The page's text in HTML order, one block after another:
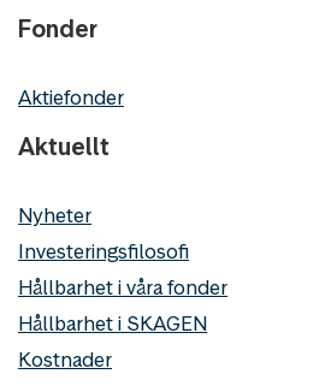
Fonder
Aktiefonder
Aktuellt
Nyheter
Investeringsfilosofi
Hållbarhet i våra fonder
Hållbarhet i SKAGEN
Kostnader